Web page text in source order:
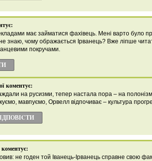
має займатися фахівець. Мені варто було
не знаю, чому ображається Ірванець? Вже ліпше
покручами.
коментує:
на русизми, тепер настала пора – на
мавпуємо, Орвелл відпочиває – культура
коментує:
не годен той Іванець-Ірванець справне свою